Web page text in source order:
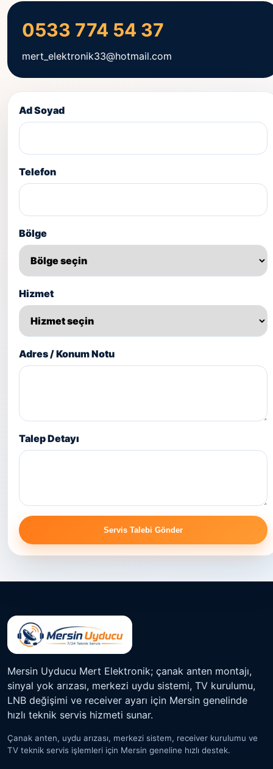
0533 774 54 37
mert_elektronik33@hotmail.com
Ad Soyad
Telefon
Bölge
Hizmet
Adres / Konum Notu
Talep Detayı
Servis Talebi Gönder
Mersin Uyducu Mert Elektronik; çanak anten montajı,
sinyal yok arızası, merkezi uydu sistemi, TV kurulumu,
LNB değişimi ve receiver ayarı için Mersin genelinde
hızlı teknik servis hizmeti sunar.
Çanak anten, uydu arızası, merkezi sistem, receiver kurulumu ve
TV teknik servis işlemleri için Mersin geneline hızlı destek.